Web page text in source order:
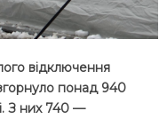
відключення
понад 940
З них 740 —